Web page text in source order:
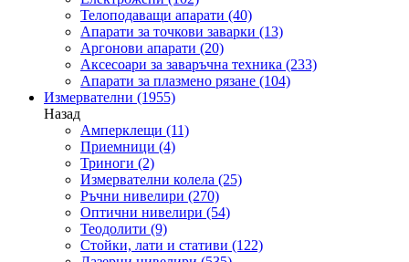
Телоподаващи апарати (40)
Апарати за точкови заварки (13)
Аргонови апарати (20)
Аксесоари за заваръчна техника (233)
Апарати за плазмено рязане (104)
Измервателни (1955)
Назад
Амперклещи (11)
Приемници (4)
Триноги (2)
Измервателни колела (25)
Ръчни нивелири (270)
Оптични нивелири (54)
Теодолити (9)
Стойки, лати и стативи (122)